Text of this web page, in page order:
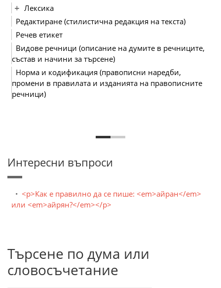
Лексика
Редактиране (стилистична редакция на текста)
Речев етикет
Видове речници (описание на думите в речниците,
състав и начини за търсене)
Норма и кодификация (правописни наредби,
промени в правилата и изданията на правописните
речници)
Интересни въпроси
<p>Как е правилно да се пише: <em>айран</em>
или <em>айрян?</em></p>
Търсене по дума или
словосъчетание